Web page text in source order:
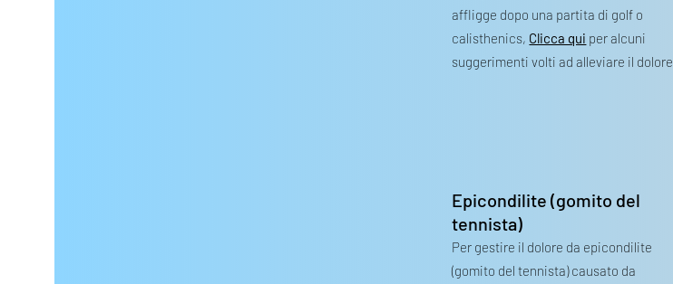
affligge dopo una partita di golf o
calisthenics, Clicca qui per alcuni
suggerimenti volti ad alleviare il dolore
Epicondilite (gomito del
tennista)
Per gestire il dolore da epicondilite
(gomito del tennista) causato da